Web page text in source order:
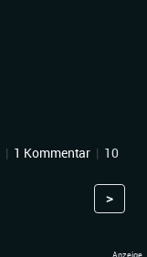
| 1 Kommentar | 10
>